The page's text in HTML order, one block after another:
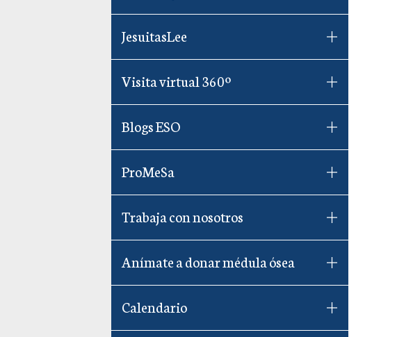
JesuitasLee
Visita virtual 360º
Blogs ESO
ProMeSa
Trabaja con nosotros
Anímate a donar médula ósea
Calendario